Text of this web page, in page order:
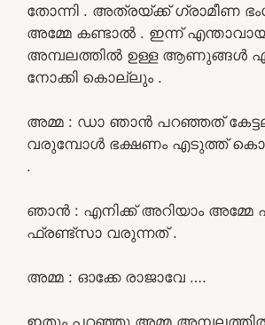
തോന്നി . അത്രയ്ക്ക് ഗ്രാമീണ
അമ്മേ കണ്ടാൽ . ഇന്ന്
അമ്പലത്തിൽ ഉള്ള ആണുങ്ങൾ
നോക്കി കൊല്ലും .
അമ്മ : ഡാ ഞാൻ പറഞ്ഞത്
വരുമ്പോൾ ഭക്ഷണം എടുത്ത്
.
ഞാൻ : എനിക്ക് അറിയാം അമ്മേ
ഫ്രണ്ട്സാ വരുന്നത് .
അമ്മ : ഓക്കേ രാജാവേ ….
ഇതും പറഞ്ഞു അമ്മ അമ്പലത്തിൽ